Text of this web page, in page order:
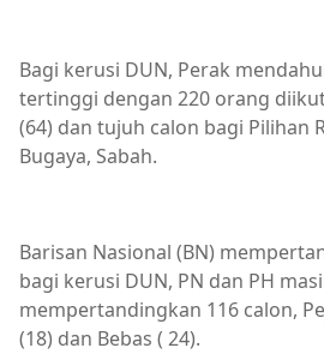
Bagi kerusi DUN, Perak
tertinggi dengan 220 orang
(64) dan tujuh calon bagi Pilihan
Bugaya, Sabah.
Barisan Nasional (BN)
bagi kerusi DUN, PN dan PH
mempertandingkan 116 calon,
(18) dan Bebas ( 24).